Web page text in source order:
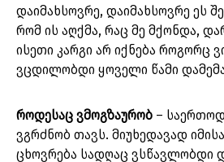
დაიმახსოვრე, დაიმახსოვრე ეს
რომ ის აღქმა, რაც მე მქონდა,
ისეთი კარგი არ იქნება როგორც
ვცდილობდი ყოველი წამი
როდესაც ვმოგზაურობ –
ვგრძნობ თავს. მიუხედავად
ცხოვრება სადღაც ვსწავლობდი